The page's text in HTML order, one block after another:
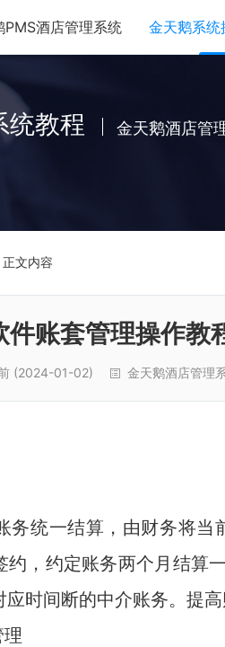
PMS酒店管理系统 金天鹅系统
统教程 金天鹅酒店管
正文内容
账套管理操作教
(2024-01-02) 金天鹅酒店管理
务统一结算，由财务将
约，约定账务两个月结算
时间断的中介账务。提高